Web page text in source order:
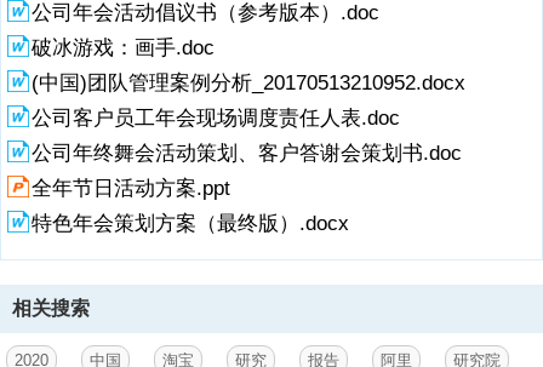
公司年会活动倡议书（参考版本）.doc
破冰游戏：画手.doc
(中国)团队管理案例分析_20170513210952.docx
公司客户员工年会现场调度责任人表.doc
公司年终舞会活动策划、客户答谢会策划书.doc
全年节日活动方案.ppt
特色年会策划方案（最终版）.docx
相关搜索
2020 中国 淘宝 研究 报告 阿里 研究院